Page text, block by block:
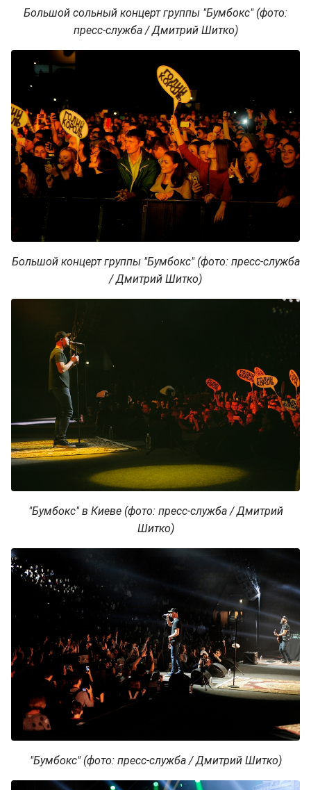
Большой сольный концерт группы "Бумбокс" (фото:
пресс-служба / Дмитрий Шитко)
Большой концерт группы "Бумбокс" (фото: пресс-служба
/ Дмитрий Шитко)
"Бумбокс" в Киеве (фото: пресс-служба / Дмитрий
Шитко)
"Бумбокс" (фото: пресс-служба / Дмитрий Шитко)